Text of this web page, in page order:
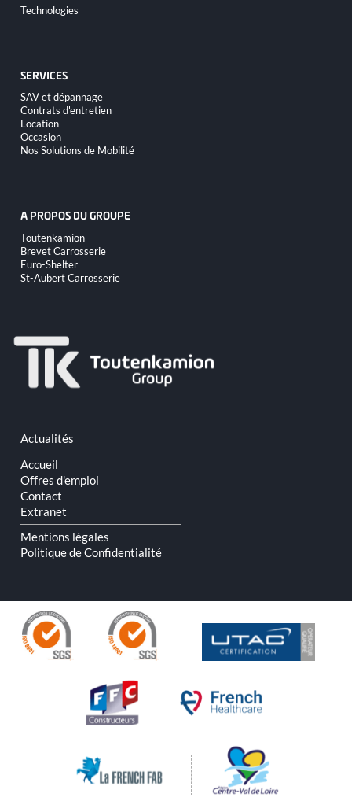
Aller
au
Technologies
SERVICES
Aller
au
contenu
SAV et dépannage
Contrats d'entretien
Location
Occasion
Nos Solutions de Mobilité
A PROPOS DU GROUPE
Aller
au
contenu
Toutenkamion
Brevet Carrosserie
Euro-Shelter
St-Aubert Carrosserie
Aller
au
contenu
Actualités
Accueil
Offres d'emploi
Contact
Extranet
Mentions légales
Politique de Confidentialité